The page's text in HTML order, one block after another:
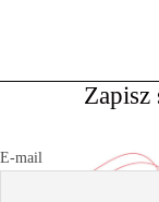
Zapisz
E-mail